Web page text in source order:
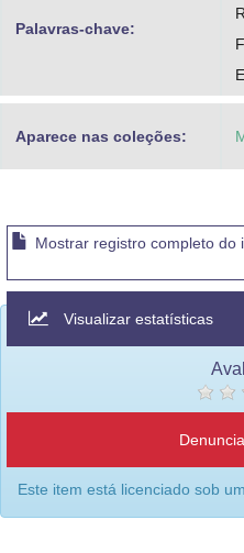
Palavras-chave:
Aparece nas coleções:
Mostrar registro completo do
Visualizar estatísticas
Este item está licenciado sob